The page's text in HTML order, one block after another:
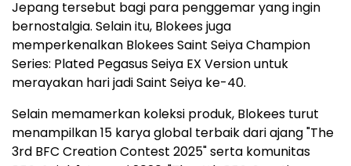
Jepang tersebut bagi para penggemar yang ingin
bernostalgia. Selain itu, Blokees juga
memperkenalkan Blokees Saint Seiya Champion
Series: Plated Pegasus Seiya EX Version untuk
merayakan hari jadi Saint Seiya ke-40.
Selain memamerkan koleksi produk, Blokees turut
menampilkan 15 karya global terbaik dari ajang "The
3rd BFC Creation Contest 2025" serta komunitas